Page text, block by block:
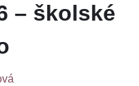
– školské